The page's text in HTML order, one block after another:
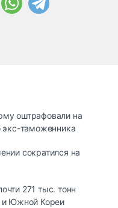
оштрафовали на
экс-таможенника
сократился на
271 тыс. тонн
и Южной Кореи